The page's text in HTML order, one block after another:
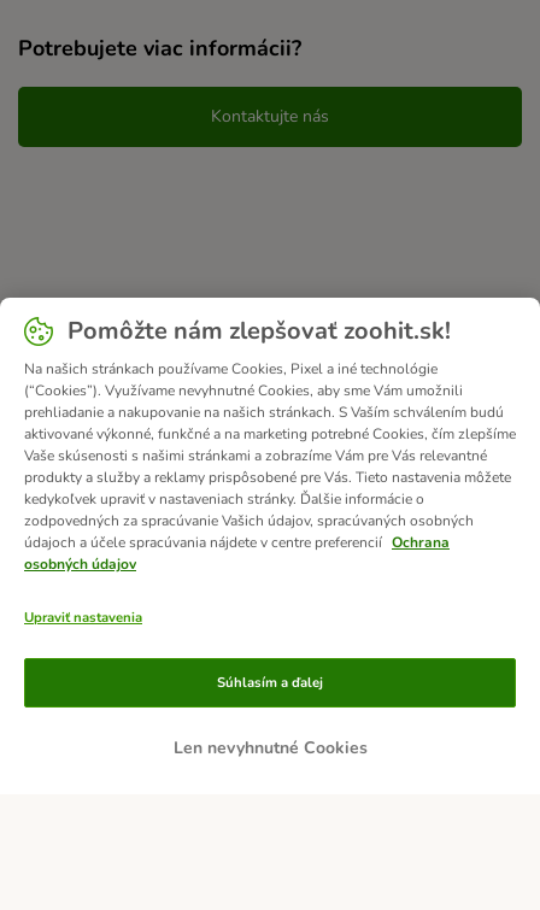
Potrebujete viac informácii?
Kontaktujte nás
Platobné metódy
DOBIERKA PLATBA VOPRED
Pomôžte nám zlepšovať zoohit.sk!
Na našich stránkach používame Cookies, Pixel a iné technológie
(“Cookies”). Využívame nevyhnutné Cookies, aby sme Vám umožnili
prehliadanie a nakupovanie na našich stránkach. S Vaším schválením budú
aktivované výkonné, funkčné a na marketing potrebné Cookies, čím zlepšíme
Vaše skúsenosti s našimi stránkami a zobrazíme Vám pre Vás relevantné
produkty a služby a reklamy prispôsobené pre Vás. Tieto nastavenia môžete
kedykoľvek upraviť v nastaveniach stránky. Ďalšie informácie o
zodpovedných za spracúvanie Vašich údajov, spracúvaných osobných
údajoch a účele spracúvania nájdete v centre preferencií Ochrana
osobných údajov
Upraviť nastavenia
Len nevyhnutné Cookies
Súhlasím a ďalej